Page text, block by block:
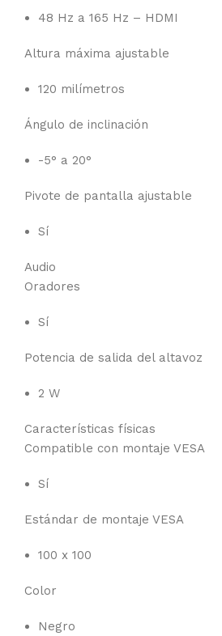
48 Hz a 165 Hz – HDMI
Altura máxima ajustable
120 milímetros
Ángulo de inclinación
-5° a 20°
Pivote de pantalla ajustable
Sí
Audio
Oradores
Sí
Potencia de salida del altavoz
2 W
Características físicas
Compatible con montaje VESA
Sí
Estándar de montaje VESA
100 x 100
Color
Negro